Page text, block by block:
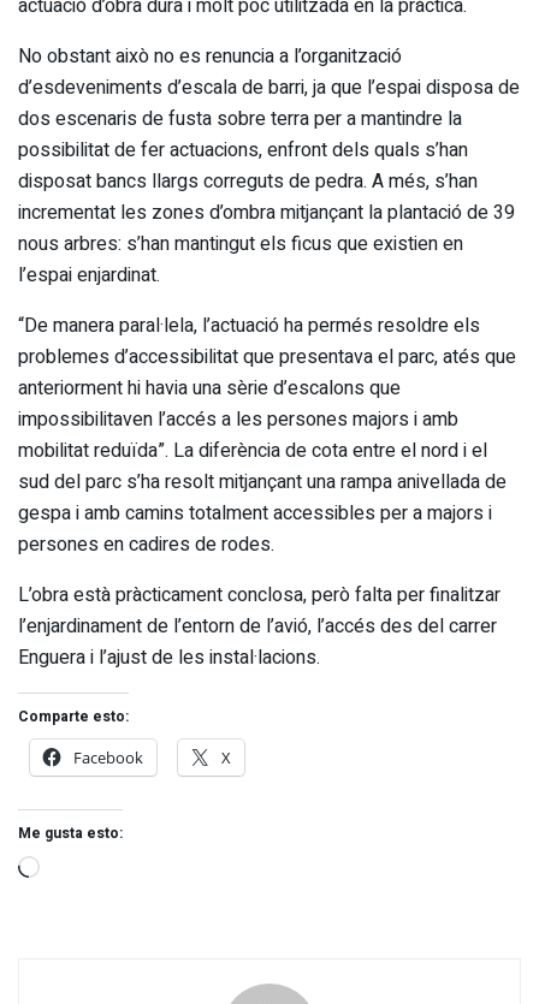
actuació d’obra dura i molt poc utilitzada en la pràctica.
No obstant això no es renuncia a l’organització
d’esdeveniments d’escala de barri, ja que l’espai disposa de
dos escenaris de fusta sobre terra per a mantindre la
possibilitat de fer actuacions, enfront dels quals s’han
disposat bancs llargs correguts de pedra. A més, s’han
incrementat les zones d’ombra mitjançant la plantació de 39
nous arbres: s’han mantingut els ficus que existien en
l’espai enjardinat.
“De manera paral·lela, l’actuació ha permés resoldre els
problemes d’accessibilitat que presentava el parc, atés que
anteriorment hi havia una sèrie d’escalons que
impossibilitaven l’accés a les persones majors i amb
mobilitat reduïda”. La diferència de cota entre el nord i el
sud del parc s’ha resolt mitjançant una rampa anivellada de
gespa i amb camins totalment accessibles per a majors i
persones en cadires de rodes.
L’obra està pràcticament conclosa, però falta per finalitzar
l’enjardinament de l’entorn de l’avió, l’accés des del carrer
Enguera i l’ajust de les instal·lacions.
Comparte esto:
Facebook
X
Me gusta esto: